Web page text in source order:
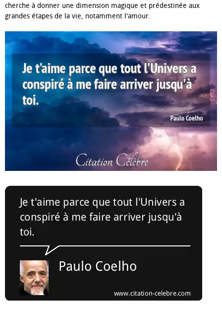
cherche à donner une dimension magique et prédestinée aux
grandes étapes de la vie, notamment l'amour.